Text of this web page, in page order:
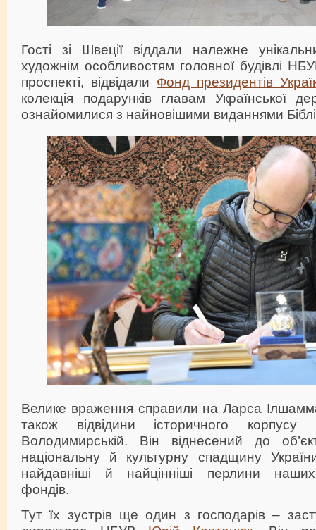
Гості зі Швеції віддали належне
художнім особливостям головної будівлі
проспекті, відвідали Фонд президентів
колекція подарунків главам Української
ознайомилися з найновішими виданнями
Велике враження справили на Ларса
також відвідини історичного
Володимирській. Він віднесений до
національну й культурну спадщину
найдавніші й найцінніші перлини наших
фондів.
Тут їх зустрів ще один з господарів –